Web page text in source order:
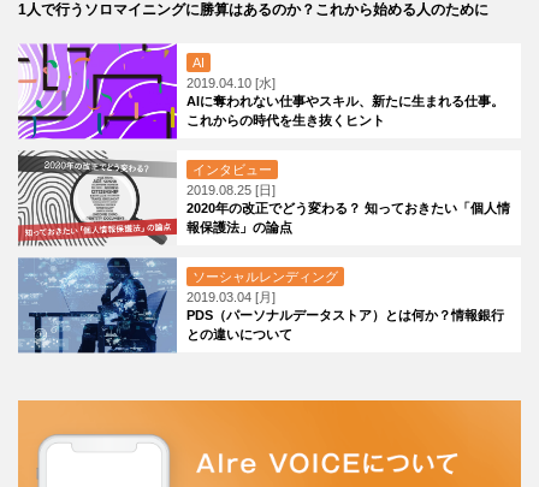
1人で行うソロマイニングに勝算はあるのか？これから始める人のために
AI
2019.04.10 [水]
AIに奪われない仕事やスキル、新たに生まれる仕事。
これからの時代を生き抜くヒント
インタビュー
2019.08.25 [日]
2020年の改正でどう変わる？ 知っておきたい「個人情
報保護法」の論点
ソーシャルレンディング
2019.03.04 [月]
PDS（パーソナルデータストア）とは何か？情報銀行
との違いについて